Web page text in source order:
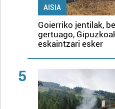
AISIA
Goierriko jentilak,
gertuago,
eskaintzari esker
5